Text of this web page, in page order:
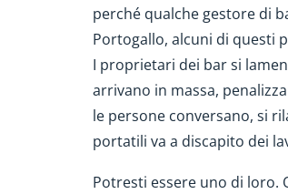
perché qualche gestore di
Portogallo, alcuni di questi
I proprietari dei bar si
arrivano in massa,
le persone conversano, si
portatili va a discapito dei
Potresti essere uno di loro.